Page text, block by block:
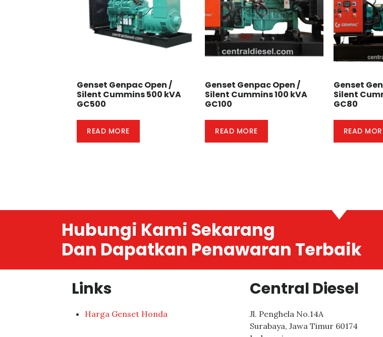
Genset Genpac Open /
Silent Cummins 500 kVA
GC500
READ MORE
Genset Genpac Open /
Silent Cummins 100 kVA
GC100
READ MORE
Genset
Silent
GC80
READ
Hubungi Kami Sekarang
Dan Dapatkan Penawaran Terbaik
Links
Harga Genset Honda
Central Diesel
Jl. Penghela No.14A
Surabaya,Jawa Timur 60174